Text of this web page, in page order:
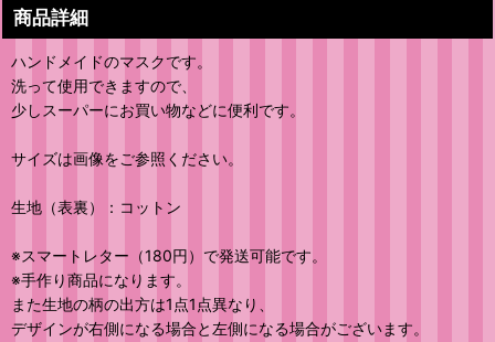
商品詳細
ハンドメイドのマスクです。
洗って使用できますので、
少しスーパーにお買い物などに便利です。
サイズは画像をご参照ください。
生地（表裏）：コットン
※スマートレター（180円）で発送可能です。
※手作り商品になります。
また生地の柄の出方は1点1点異なり、
デザインが右側になる場合と左側になる場合がございます。